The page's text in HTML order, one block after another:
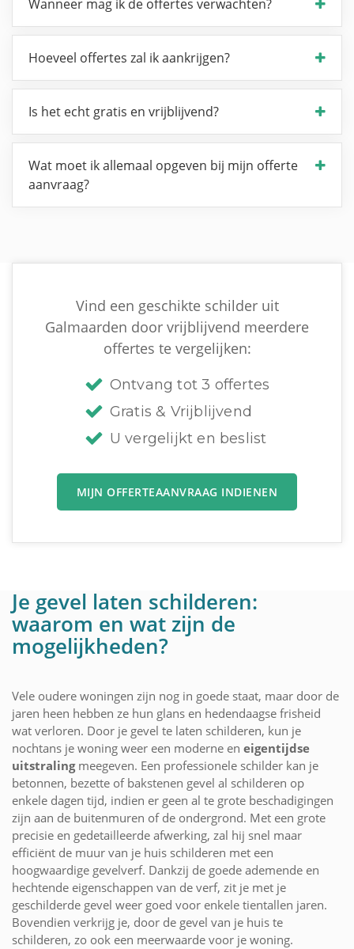
Wanneer mag ik de offertes verwachten?
Hoeveel offertes zal ik aankrijgen?
Is het echt gratis en vrijblijvend?
Wat moet ik allemaal opgeven bij mijn offerte
aanvraag?
Vind een geschikte schilder uit
Galmaarden door vrijblijvend meerdere
offertes te vergelijken:
Ontvang tot 3 offertes
Gratis & Vrijblijvend
U vergelijkt en beslist
MIJN OFFERTEAANVRAAG INDIENEN
Je gevel laten schilderen:
waarom en wat zijn de
mogelijkheden?
Vele oudere woningen zijn nog in goede staat, maar door de
jaren heen hebben ze hun glans en hedendaagse frisheid
wat verloren. Door je gevel te laten schilderen, kun je
nochtans je woning weer een moderne en eigentijdse
uitstralingmeegeven. Een professionele schilder kan je
betonnen, bezette of bakstenen gevel al schilderen op
enkele dagen tijd, indien er geen al te grote beschadigingen
zijn aan de buitenmuren of de ondergrond. Met een grote
precisie en gedetailleerde afwerking, zal hij snel maar
efficiënt de muur van je huis schilderen met een
hoogwaardige gevelverf. Dankzij de goede ademende en
hechtende eigenschappen van de verf, zit je met je
geschilderde gevel weer goed voor enkele tientallen jaren.
Bovendien verkrijg je, door de gevel van je huis te
schilderen, zo ook een meerwaarde voor je woning.